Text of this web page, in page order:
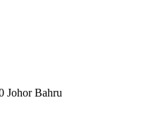
Johor Bahru